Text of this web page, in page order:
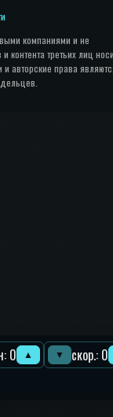
0 ▲ ▼ скор.: 0
компаниями и не
третьих лиц
авторские права